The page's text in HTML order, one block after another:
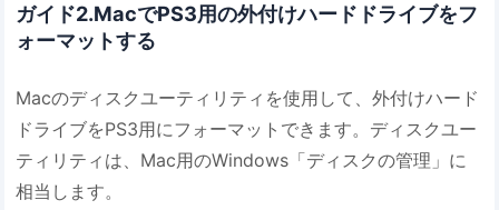
ガイド2.MacでPS3用の外付けハードドライブをフ
ォーマットする
Macのディスクユーティリティを使用して、外付けハード
ドライブをPS3用にフォーマットできます。ディスクユー
ティリティは、Mac用のWindows「ディスクの管理」に
相当します。